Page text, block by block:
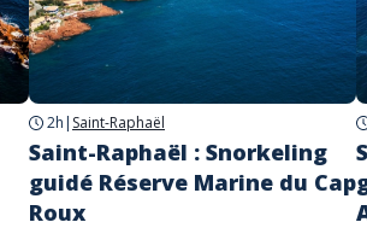
2h | Saint-Raphaël
Saint-Raphaël : Snorkeling
guidé Réserve Marine du Cap
Roux